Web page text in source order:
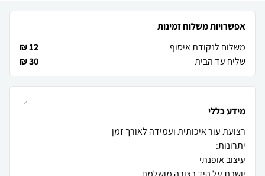
אפשרויות משלוח זמינות
משלוח לנקודת איסוף
12 ₪
שליח עד הבית
30 ₪
מידע כללי